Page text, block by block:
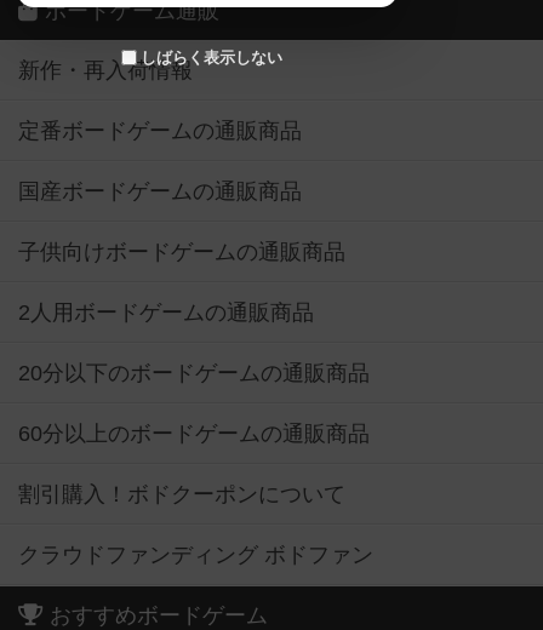
しばらく表示しない
ボードゲーム通販
新作・再入荷情報
定番ボードゲームの通販商品
国産ボードゲームの通販商品
子供向けボードゲームの通販商品
2人用ボードゲームの通販商品
20分以下のボードゲームの通販商品
60分以上のボードゲームの通販商品
割引購入！ボドクーポンについて
クラウドファンディング ボドファン
おすすめボードゲーム